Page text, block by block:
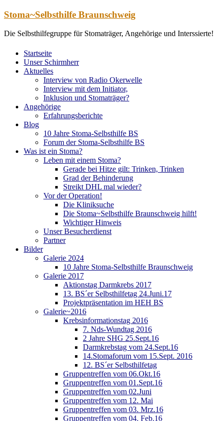
Zum
springen
Stoma~Selbsthilfe Braunschweig
Die Selbsthilfegruppe für Stomaträger, Angehörige und Interssierte!
Startseite
Unser Schirmherr
Aktuelles
Interview von Radio Okerwelle
Interview mit dem Initiator,
Inklusion und Stomaträger?
Angehörige
Erfahrungsberichte
Blog
10 Jahre Stoma-Selbsthilfe BS
Forum der Stoma-Selbsthilfe BS
Was ist ein Stoma?
Leben mit einem Stoma?
Gerade bei Hitze gilt: Trinken, Trinken
Grad der Behinderung
Streikt DHL mal wieder?
Vor der Operation!
Die Kliniksuche
Die Stoma~Selbsthilfe Braunschweig hilft!
Wichtiger Hinweis
Unser Besucherdienst
Partner
Bilder
Galerie 2024
10 Jahre Stoma-Selbsthilfe Braunschweig
Galerie 2017
Aktionstag Darmkrebs 2017
13. BS´er Selbsthilfetag 24.Juni.17
Projektpräsentation im HEH BS
Galerie~2016
Krebsinformationstag 2016
7. Nds-Wundtag 2016
2 Jahre SHG 25.Sept.16
Darmkrebstag vom 24.Sept.16
14.Stomaforum vom 15.Sept. 2016
12. BS´er Selbsthilfetag
Gruppentreffen vom 06.Okt.16
Gruppentreffen vom 01.Sept.16
Gruppentreffen vom 02.Juni
Gruppentreffen vom 12. Mai
Gruppentreffen vom 03. Mrz.16
Gruppentreffen vom 04. Feb.16